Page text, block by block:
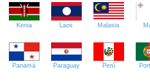
Kenia Laos Malasia
Panamá Paraguay Perú